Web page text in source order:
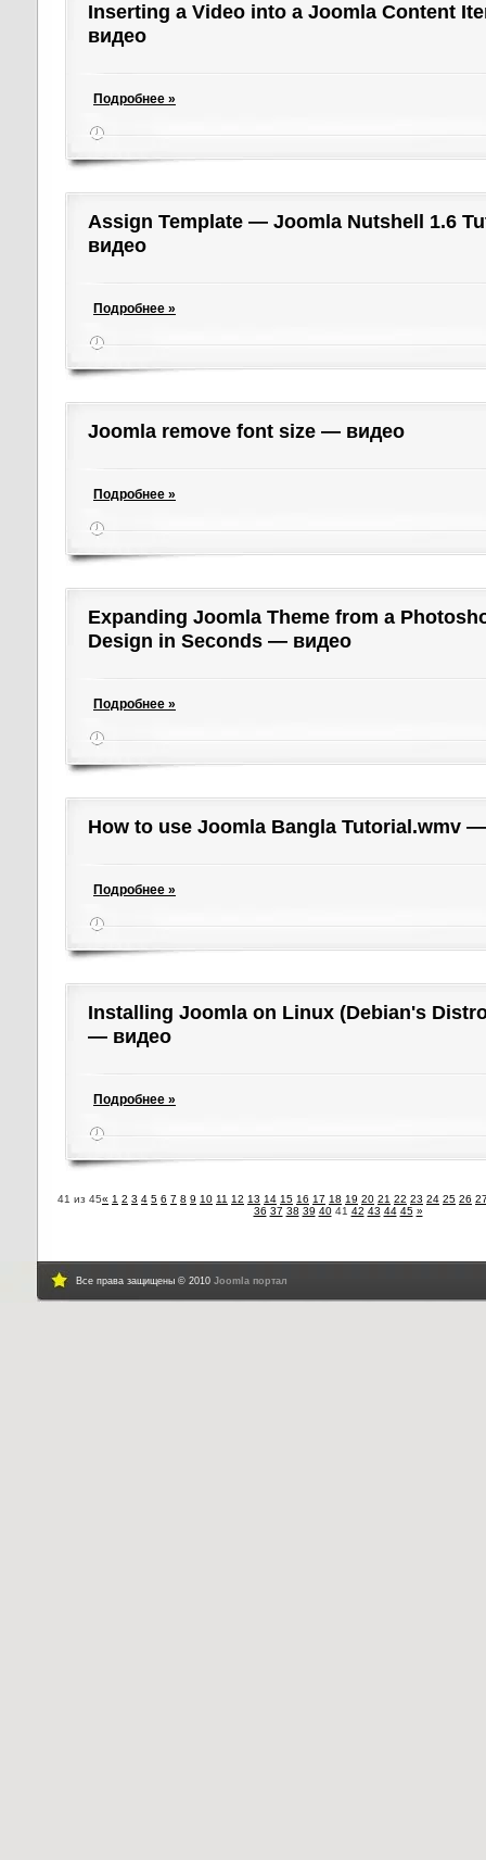
Inserting a Video into a Joomla Content
видео
Подробнее »
Assign Template — Joomla Nutshell 1.6
видео
Подробнее »
Joomla remove font size — видео
Подробнее »
Expanding Joomla Theme from a
Design in Seconds — видео
Подробнее »
How to use Joomla Bangla Tutorial.wmv
Подробнее »
Installing Joomla on Linux (Debian's
— видео
Подробнее »
41 из 45« 1 2 3 4 5 6 7 8 9 10 11 12 13 14 15 16 17 18 19 20 21 22 23 24 25 26
36 37 38 39 40 41 42 43 44 45 »
Все права защищены © 2010 Joomla портал